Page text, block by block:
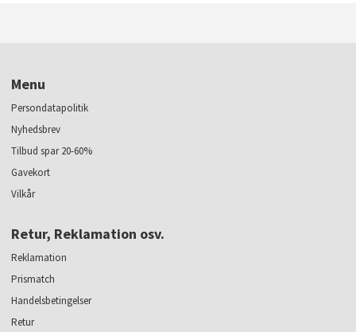
Menu
Persondatapolitik
Nyhedsbrev
Tilbud spar 20-60%
Gavekort
Vilkår
Retur, Reklamation osv.
Reklamation
Prismatch
Handelsbetingelser
Retur